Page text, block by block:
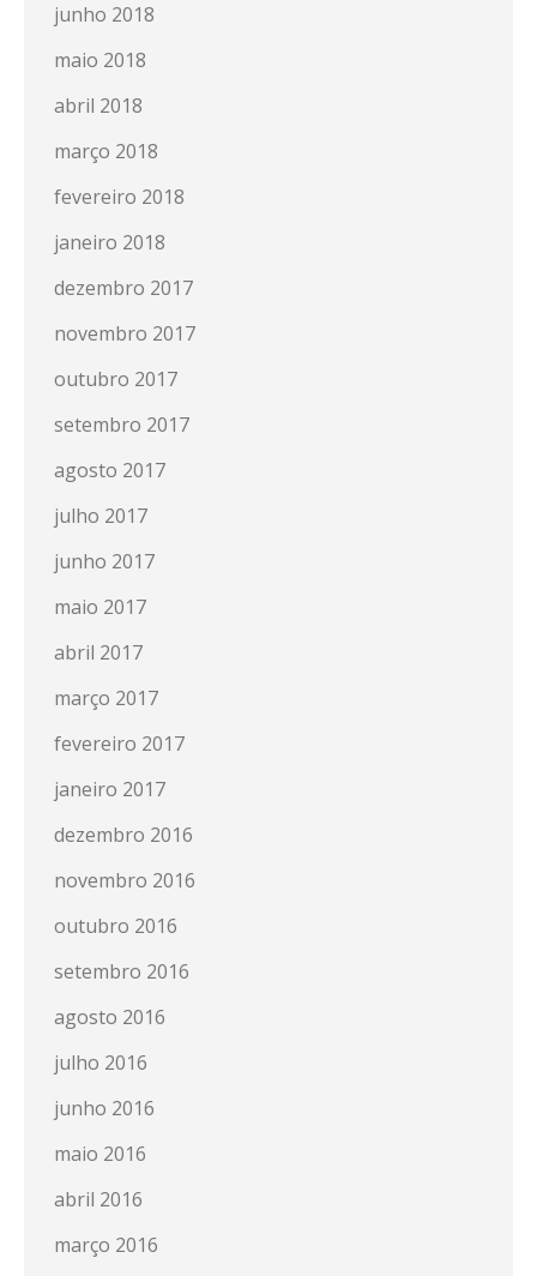
junho 2018
maio 2018
abril 2018
março 2018
fevereiro 2018
janeiro 2018
dezembro 2017
novembro 2017
outubro 2017
setembro 2017
agosto 2017
julho 2017
junho 2017
maio 2017
abril 2017
março 2017
fevereiro 2017
janeiro 2017
dezembro 2016
novembro 2016
outubro 2016
setembro 2016
agosto 2016
julho 2016
junho 2016
maio 2016
abril 2016
março 2016